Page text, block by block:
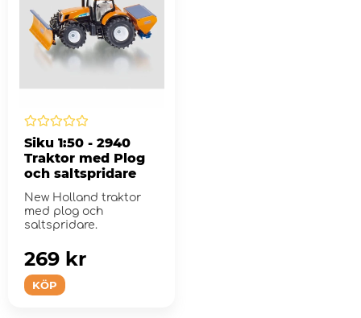
Siku 1:50 - 2940
Traktor med Plog
och saltspridare
New Holland traktor
med plog och
saltspridare.
KÖP
269 kr